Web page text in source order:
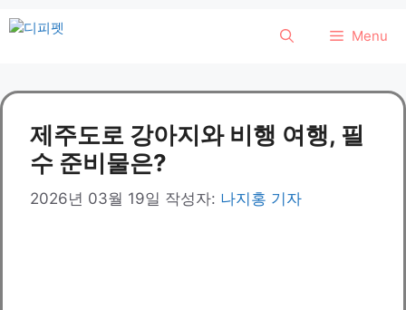
컨
로
건
Menu
제주도로 강아지와 비행 여행, 필
수 준비물은?
2026년 03월 19일 작성자: 나지홍 기자